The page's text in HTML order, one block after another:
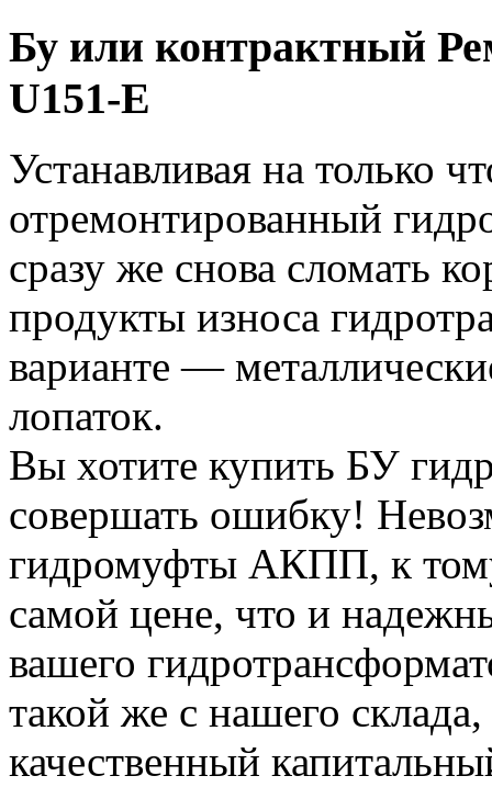
Бу или контрактный
U151-E
Устанавливая на только
отремонтированный
сразу же снова сломать
продукты износа
варианте —
лопаток.
Вы хотите купить БУ
совершать ошибку!
гидромуфты АКПП, к
самой цене, что и
вашего
такой же с нашего
качественный